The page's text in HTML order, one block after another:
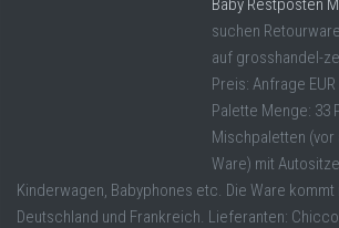
Baby Restposten
suchen
auf grosshandel-
Preis: Anfrage
Palette Menge: 33
Mischpaletten (vor
Ware) mit
Kinderwagen, Babyphones etc. Die Ware
Deutschland und Frankreich. Lieferanten: